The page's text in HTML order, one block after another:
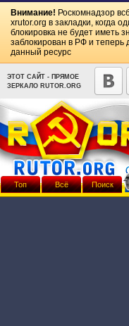
Внимание! Роскомнадзор
xrutor.org в закладки, когда
блокировка не будет иметь
заблокирован в РФ и теперь
данный ресурс
ЭТОТ САЙТ - ПРЯМОЕ
ЗЕРКАЛО RUTOR.ORG